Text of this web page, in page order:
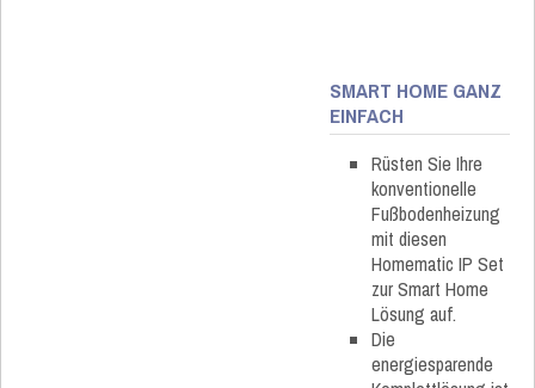
SMART HOME GANZ
EINFACH
Rüsten Sie Ihre
konventionelle
Fußbodenheizung
mit diesen
Homematic IP Set
zur Smart Home
Lösung auf.
Die
energiesparende